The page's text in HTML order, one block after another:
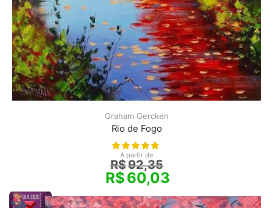
Graham Gercken
Rio de Fogo
A partir de
R$92,35
R$60,03